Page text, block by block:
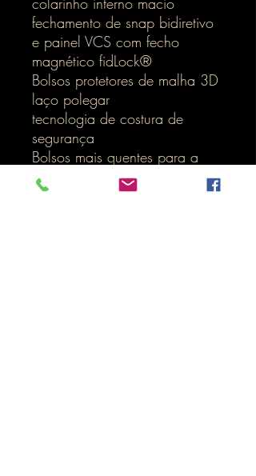
fechamento de snap bidiretivo
e painel VCS com fecho
magnético fidLock®
Bolsos protetores de malha 3D
laço polegar
tecnologia de costura de
segurança
Bolsos mais quentes para a
mão
bolso napoleão